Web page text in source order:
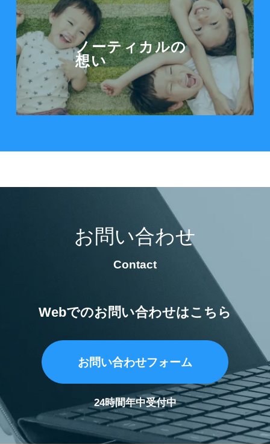
ノーティカルの
想い
お問い合わせ
Contact
Webでのお問い合わせはこちら
お問い合わせフォーム
24時間年中受付中